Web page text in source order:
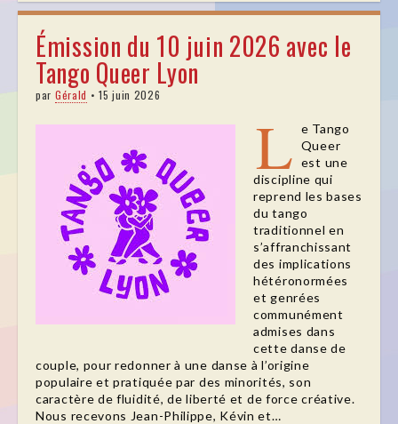
Émission du 10 juin 2026 avec le
Tango Queer Lyon
par Gérald •15 juin 2026
L e Tango
Queer
est une
discipline qui
reprend les bases
du tango
traditionnel en
s’affranchissant
des implications
hétéronormées
et genrées
communément
admises dans
cette danse de
couple, pour redonner à une danse à l’origine
populaire et pratiquée par des minorités, son
caractère de fluidité, de liberté et de force créative.
Nous recevons Jean-Philippe, Kévin et…